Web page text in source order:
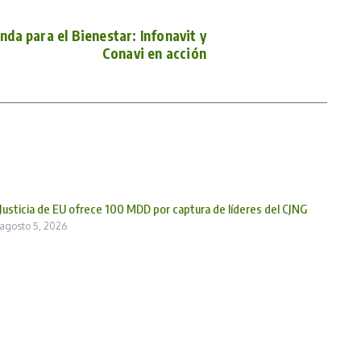
para el Bienestar: Infonavit y
Conavi en acción
Justicia de EU ofrece 100 MDD por captura de líderes del CJNG
agosto 5, 2026